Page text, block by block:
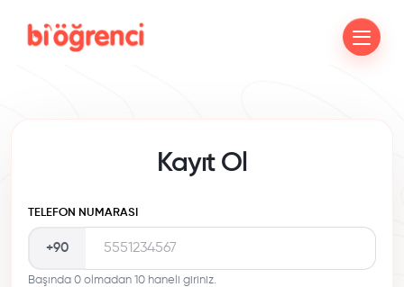
Kayıt Ol
TELEFON NUMARASI
+90
Başında 0 olmadan 10 haneli giriniz.